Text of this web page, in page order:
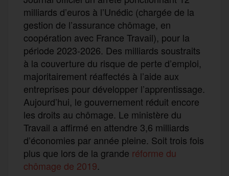
milliards d’euros à l’Unédic (chargée de la
gestion de l’assurance chômage, en
coopération avec France Travail), pour la
période 2023-2026. Des milliards soustraits
à la couverture du risque de perte d’emploi,
majoritairement réaffectés à l’aide aux
entreprises pour développer l’apprentissage.
Aujourd’hui, le gouvernement réduit encore
les droits au chômage. Le ministère du
Travail a affirmé en attendre 3,6 milliards
d’économies par année pleine. Soit trois fois
plus que lors de la grande réforme du
chômage de 2019.